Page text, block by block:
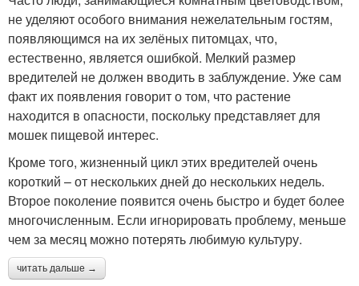
не уделяют особого внимания нежелательным гостям,
появляющимся на их зелёных питомцах, что,
естественно, является ошибкой. Мелкий размер
вредителей не должен вводить в заблуждение. Уже сам
факт их появления говорит о том, что растение
находится в опасности, поскольку представляет для
мошек пищевой интерес.
Кроме того, жизненный цикл этих вредителей очень
короткий – от нескольких дней до нескольких недель.
Второе поколение появится очень быстро и будет более
многочисленным. Если игнорировать проблему, меньше
чем за месяц можно потерять любимую культуру.
читать дальше →